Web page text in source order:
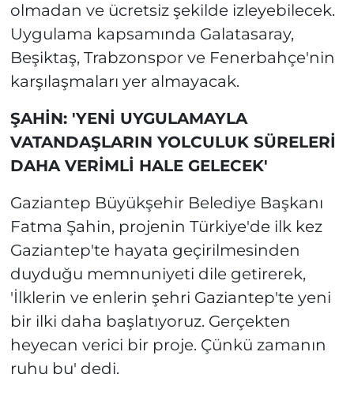
olmadan ve ücretsiz şekilde izleyebilecek.
Uygulama kapsamında Galatasaray,
Beşiktaş, Trabzonspor ve Fenerbahçe'nin
karşılaşmaları yer almayacak.
ŞAHİN: 'YENİ UYGULAMAYLA
VATANDAŞLARIN YOLCULUK SÜRELERİ
DAHA VERİMLİ HALE GELECEK'
Gaziantep Büyükşehir Belediye Başkanı
Fatma Şahin, projenin Türkiye'de ilk kez
Gaziantep'te hayata geçirilmesinden
duyduğu memnuniyeti dile getirerek,
'İlklerin ve enlerin şehri Gaziantep'te yeni
bir ilki daha başlatıyoruz. Gerçekten
heyecan verici bir proje. Çünkü zamanın
ruhu bu' dedi.